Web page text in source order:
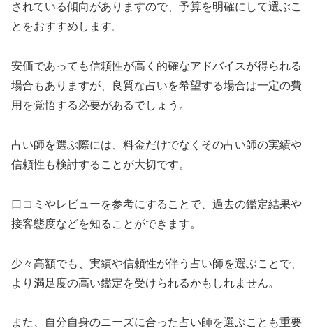
されている傾向がありますので、予算を明確にして選ぶこ
とをおすすめします。
安価であっても信頼性が高く的確なアドバイスが得られる
場合もありますが、良質な占いを希望する場合は一定の費
用を覚悟する必要があるでしょう。
占い師を選ぶ際には、料金だけでなくその占い師の実績や
信頼性も検討することが大切です。
口コミやレビューを参考にすることで、過去の鑑定結果や
接客態度などを知ることができます。
少々高額でも、実績や信頼性が伴う占い師を選ぶことで、
より満足度の高い鑑定を受けられるかもしれません。
また、自分自身のニーズに合った占い師を選ぶことも重要